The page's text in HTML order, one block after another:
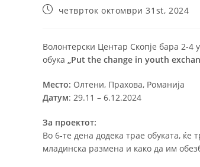
четврток октомври 31st, 2024
Волонтерски Центар Скопје бара 2-4
обука „Put the change in youth
Место: Олтени, Прахова, Романија
Датум: 29.11 – 6.12.2024
За проектот:
Во 6-те дена додека трае обуката,
младинска размена и како да им